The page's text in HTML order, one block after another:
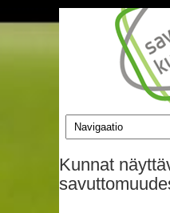
Kunnat